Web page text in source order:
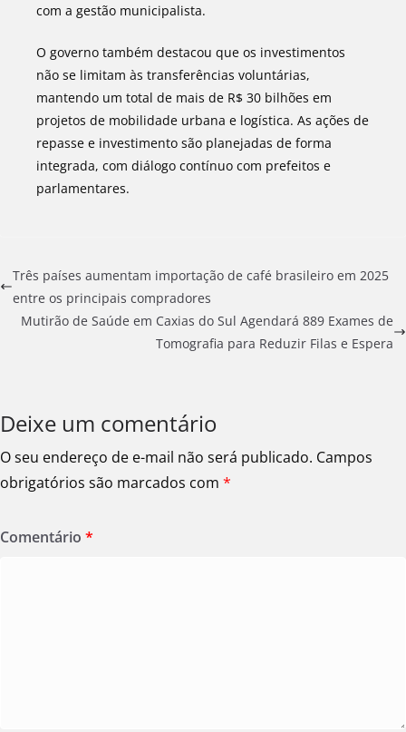
com a gestão municipalista.
O governo também destacou que os investimentos
não se limitam às transferências voluntárias,
mantendo um total de mais de R$ 30 bilhões em
projetos de mobilidade urbana e logística. As ações de
repasse e investimento são planejadas de forma
integrada, com diálogo contínuo com prefeitos e
parlamentares.
Três países aumentam importação de café brasileiro em 2025
entre os principais compradores
Mutirão de Saúde em Caxias do Sul Agendará 889 Exames de
Tomografia para Reduzir Filas e Espera
Deixe um comentário
O seu endereço de e-mail não será publicado. Campos
obrigatórios são marcados com *
Comentário *